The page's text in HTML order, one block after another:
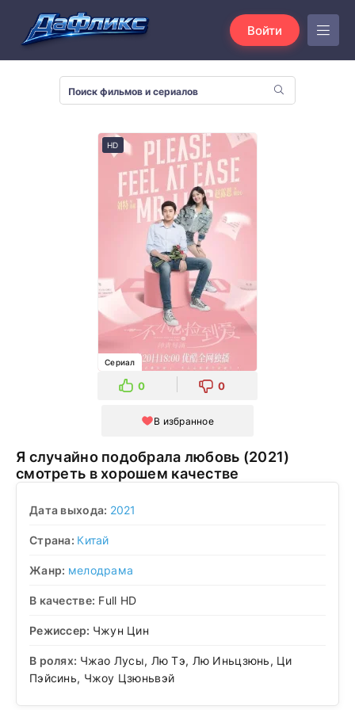
Войти
HD
Сериал
0 0
В избранное
Я случайно подобрала любовь (2021)
смотреть в хорошем качестве
Дата выхода: 2021
Страна: Китай
Жанр: мелодрама
В качестве: Full HD
Режиссер: Чжун Цин
В ролях: Чжао Лусы, Лю Тэ, Лю Иньцзюнь, Ци
Пэйсинь, Чжоу Цзюньвэй